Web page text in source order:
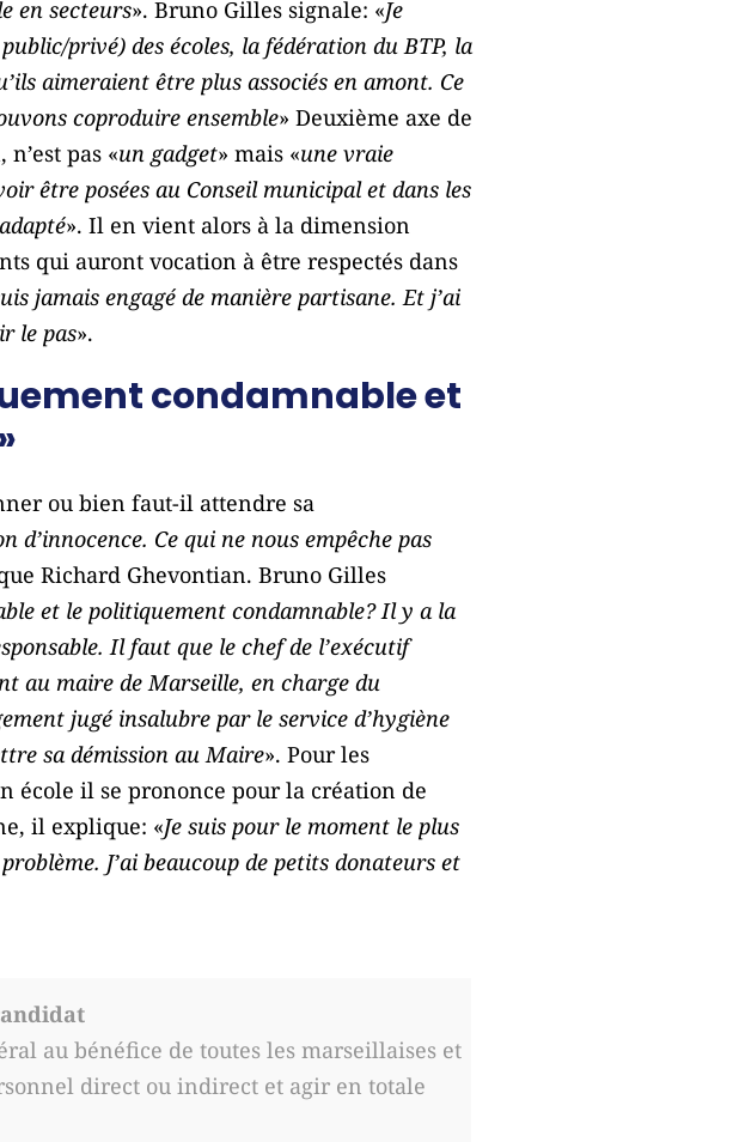
en secteurs». Bruno Gilles signale: «Je
privé) des écoles, la fédération du BTP, la
aimeraient être plus associés en amont. Ce
coproduire ensemble» Deuxième axe de
pas «un gadget» mais «une vraie
être posées au Conseil municipal et dans les
». Il en vient alors à la dimension
qui auront vocation à être respectés dans
jamais engagé de manière partisane. Et j’ai
le pas».
condamnable et
ou bien faut-il attendre sa
d’innocence. Ce qui ne nous empêche pas
Richard Ghevontian. Bruno Gilles
et le politiquement condamnable? Il y a la
Il faut que le chef de l’exécutif
au maire de Marseille, en charge du
jugé insalubre par le service d’hygiène
sa démission au Maire». Pour les
école il se prononce pour la création de
il explique: «Je suis pour le moment le plus
J’ai beaucoup de petits donateurs et
au bénéfice de toutes les marseillaises et
direct ou indirect et agir en totale